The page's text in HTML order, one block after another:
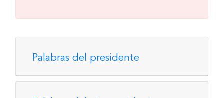
Palabras del presidente